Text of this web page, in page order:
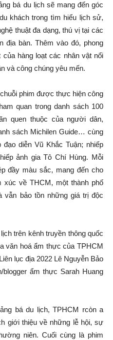
bá du lịch sẽ mang đến góc
khách trong tìm hiểu lịch sử,
thuật đa dạng, thú vị tại các
địa bàn. Thêm vào đó, phong
hàng loạt các nhân vật nổi
và công chúng yêu mến.
phim được thực hiện công
quan trong danh sách 100
quen thuộc của người dân,
sách Michilen Guide… cùng
diễn Vũ Khắc Tuận; nhiếp
ảnh gia Tô Chí Hùng. Mỗi
đầy màu sắc, mang đến cho
về THCM, một thành phố
vẫn bảo tồn những giá trị độc
trên kênh truyền thông quốc
văn hoá ẩm thực của TPHCM
lục địa 2022 Lê Nguyễn Bảo
ẩm thực Sarah Huang
bá du lịch, TPHCM rcòn a
giới thiệu về những lễ hội, sự
niên. Cuối cùng là phim